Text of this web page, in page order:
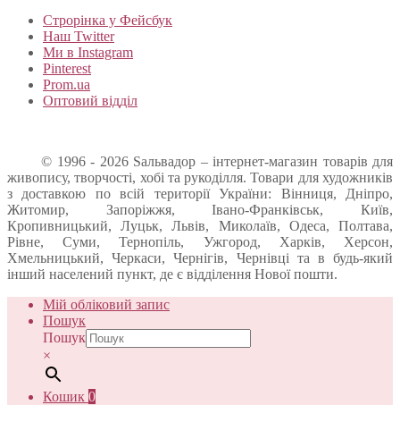
Строрінка у Фейсбук
Наш Twitter
Ми в Instagram
Pinterest
Prom.ua
Оптовий відділ
© 1996 - 2026 Sальвадор – інтернет-магазин товарів для
живопису, творчості, хобі та рукоділля. Товари для художників
з доставкою по всій території України: Вінниця, Дніпро,
Житомир, Запоріжжя, Івано-Франківськ, Київ,
Кропивницький, Луцьк, Львів, Миколаїв, Одеса, Полтава,
Рівне, Суми, Тернопіль, Ужгород, Харків, Херсон,
Хмельницький, Черкаси, Чернігів, Чернівці та в будь-який
інший населений пункт, де є відділення Нової пошти.
Мій обліковий запис
Пошук
Пошук
×
Кошик 0